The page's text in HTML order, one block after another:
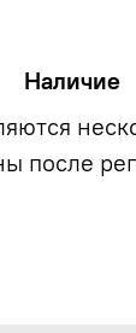
Наличие
после